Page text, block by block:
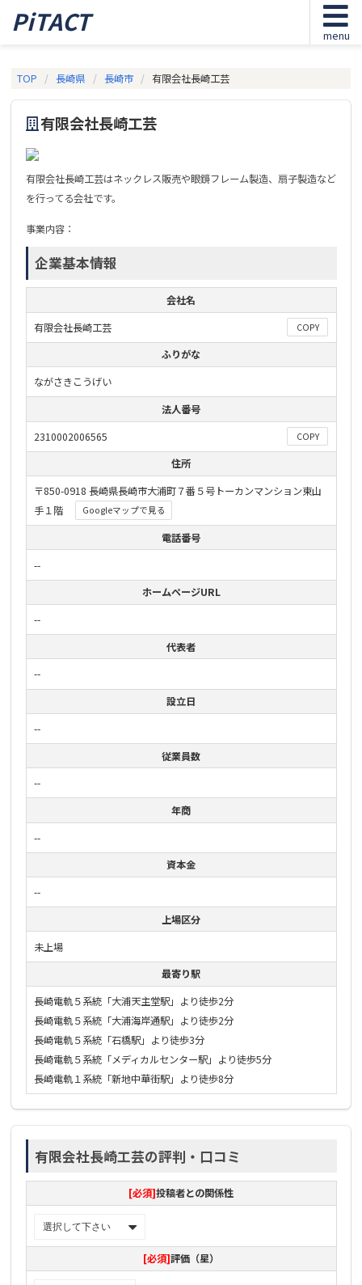
PiTACT menu
TOP 長崎県 長崎市 有限会社長崎工芸
有限会社長崎工芸
有限会社長崎工芸はネックレス販売や眼鏡フレーム製造、扇子製造など
を行ってる会社です。
事業内容：
企業基本情報
会社名
有限会社長崎工芸
COPY
ふりがな
ながさきこうげい
法人番号
2310002006565
COPY
住所
〒850-0918 長崎県長崎市大浦町７番５号トーカンマンション東山
手１階
Googleマップで見る
電話番号
--
ホームページURL
--
代表者
--
設立日
--
従業員数
--
年商
--
資本金
--
上場区分
未上場
最寄り駅
長崎電軌５系統「大浦天主堂駅」より徒歩2分
長崎電軌５系統「大浦海岸通駅」より徒歩2分
長崎電軌５系統「石橋駅」より徒歩3分
長崎電軌５系統「メディカルセンター駅」より徒歩5分
長崎電軌１系統「新地中華街駅」より徒歩8分
有限会社長崎工芸の評判・口コミ
[必須]投稿者との関係性
[必須]評価（星）